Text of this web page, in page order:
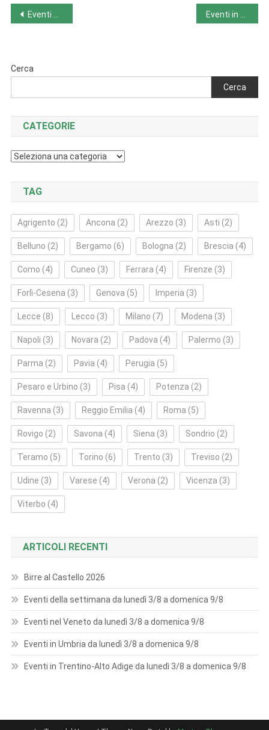
Navigazione
Eventi nel Veneto da lunedì 12/8 a domenica 18/8
Cerca
Cerca
CATEGORIE
Categorie
TAG
Agrigento (2) Ancona (2) Arezzo (3) Asti (2)
Belluno (2) Bergamo (6) Bologna (2) Brescia (4)
Como (4) Cuneo (3) Ferrara (4) Firenze (3)
Forlì‑Cesena (3) Genova (5) Imperia (3)
Lecce (8) Lecco (3) Milano (7) Modena (3)
Napoli (3) Novara (2) Padova (4) Palermo (3)
Parma (2) Pavia (4) Perugia (5)
Pesaro e Urbino (3) Pisa (4) Potenza (2)
Ravenna (3) Reggio Emilia (4) Roma (5)
Rovigo (2) Savona (4) Siena (3) Sondrio (2)
Teramo (5) Torino (6) Trento (3) Treviso (2)
Udine (3) Varese (4) Verona (2) Vicenza (3)
Viterbo (4)
ARTICOLI RECENTI
Birre al Castello 2026
Eventi della settimana da lunedì 3/8 a domenica 9/8
Eventi nel Veneto da lunedì 3/8 a domenica 9/8
Eventi in Umbria da lunedì 3/8 a domenica 9/8
Eventi in Trentino-Alto Adige da lunedì 3/8 a domenica 9/8